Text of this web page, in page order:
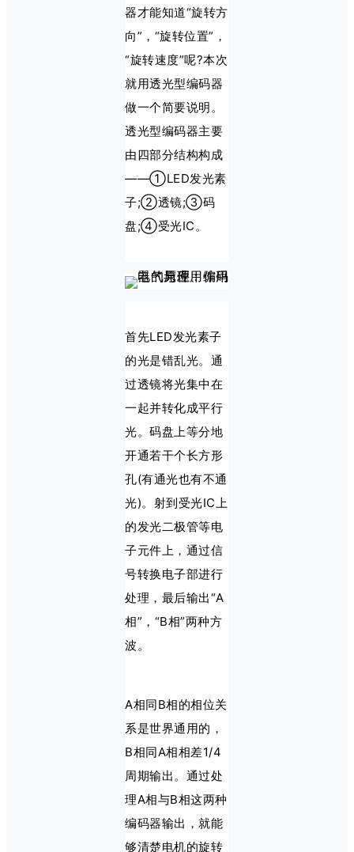
器才能知道“旋转方
向”，“旋转位置”，
“旋转速度”呢?本次
就用透光型编码器
做一个简要说明。
透光型编码器主要
由四部分结构构成
——①LED发光素
子;②透镜;③码
盘;④受光IC。
首先LED发光素子
的光是错乱光。通
过透镜将光集中在
一起并转化成平行
光。码盘上等分地
开通若干个长方形
孔(有通光也有不通
光)。射到受光IC上
的发光二极管等电
子元件上，通过信
号转换电子部进行
处理，最后输出“A
相”，“B相”两种方
波。
A相同B相的相位关
系是世界通用的，
B相同A相相差1/4
周期输出。通过处
理A相与B相这两种
编码器输出，就能
够清楚电机的旋转